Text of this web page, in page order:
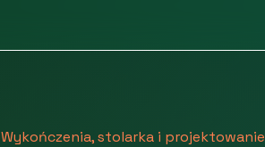
Wykończenia, stolarka i projektowanie